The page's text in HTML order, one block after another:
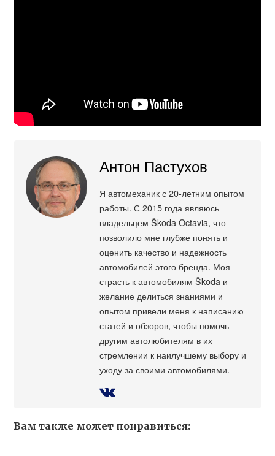
Антон Пастухов
Я автомеханик с 20-летним опытом
работы. С 2015 года являюсь
владельцем Škoda Octavia, что
позволило мне глубже понять и
оценить качество и надежность
автомобилей этого бренда. Моя
страсть к автомобилям Škoda и
желание делиться знаниями и
опытом привели меня к написанию
статей и обзоров, чтобы помочь
другим автолюбителям в их
стремлении к наилучшему выбору и
уходу за своими автомобилями.
Вам также может понравиться: